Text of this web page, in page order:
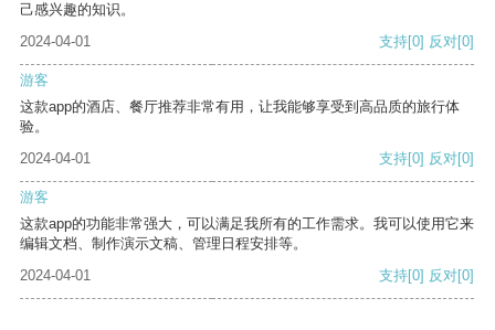
己感兴趣的知识。
2024-04-01
支持[0] 反对[0]
游客
这款app的酒店、餐厅推荐非常有用，让我能够享受到高品质的旅行体
验。
2024-04-01
支持[0] 反对[0]
游客
这款app的功能非常强大，可以满足我所有的工作需求。我可以使用它来
编辑文档、制作演示文稿、管理日程安排等。
2024-04-01
支持[0] 反对[0]